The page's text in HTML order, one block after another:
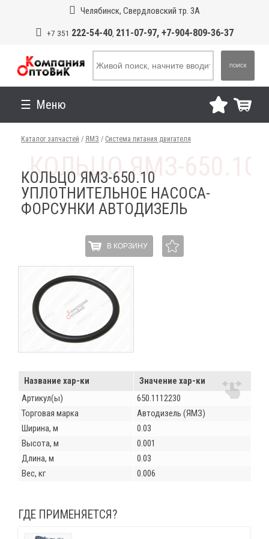
Челябинск, Свердловский тр. 3А
+7 351 222-54-40, 211-07-97, +7-904-809-36-37
ПОИСК
Меню
Каталог запчастей / ЯМЗ / Система питания двигателя
КОЛЬЦО ЯМЗ-650.10
УПЛОТНИТЕЛЬНОЕ НАСОСА-
ФОРСУНКИ АВТОДИЗЕЛЬ
В КОРЗИНУ
Название хар-ки
Значение хар-ки
Артикул(ы)
650.1112230
Торговая марка
Автодизель (ЯМЗ)
Ширина, м
0.03
Высота, м
0.001
Длина, м
0.03
Вес, кг
0.006
ГДЕ ПРИМЕНЯЕТСЯ?